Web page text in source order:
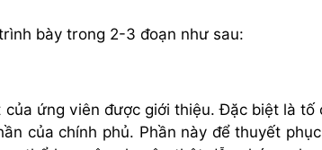
bày trong 2-3 đoạn như sau:
ứng viên được giới thiệu. Đặc biệt là tố
của chính phủ. Phần này để thuyết